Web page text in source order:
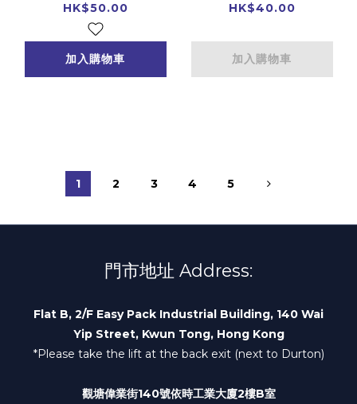
HK$50.00
加入購物車
HK$40.00
加入購物車
1 2 3 4 5
門市地址 Address:
Flat B, 2/F Easy Pack Industrial Building, 140 Wai
Yip Street, Kwun Tong, Hong Kong
*Please take the lift at the back exit (next to Durton)
觀塘偉業街140號依時工業大廈2樓B室